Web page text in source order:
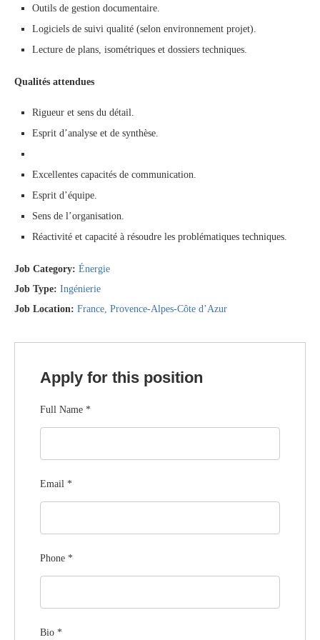
Outils de gestion documentaire.
Logiciels de suivi qualité (selon environnement projet).
Lecture de plans, isométriques et dossiers techniques.
Qualités attendues
Rigueur et sens du détail.
Esprit d’analyse et de synthèse.
Excellentes capacités de communication.
Esprit d’équipe.
Sens de l’organisation.
Réactivité et capacité à résoudre les problématiques techniques.
Job Category: Énergie
Job Type: Ingénierie
Job Location: France Provence-Alpes-Côte d’Azur
Apply for this position
Full Name *
Email *
Phone *
Bio *